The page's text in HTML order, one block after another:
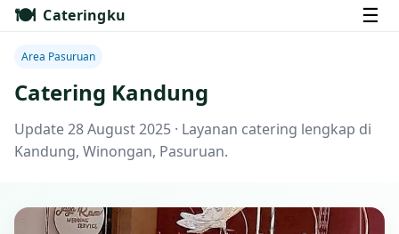
🍽️ Cateringku ☰
Area Pasuruan
Catering Kandung
Update 28 August 2025 · Layanan catering lengkap di
Kandung, Winongan, Pasuruan.